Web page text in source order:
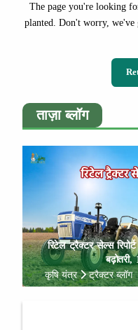
The page you're looking
planted. Don't worry,
ताज़ा ब्लॉग
रिटेल ट्रैक्टर सेल्स
कृषि यंत्र
ट्रैक्टर ब्लॉग